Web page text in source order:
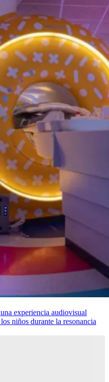
experiencia audiovisual
niños durante la resonancia